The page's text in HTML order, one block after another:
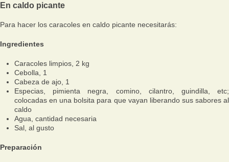
En caldo picante
Para hacer los caracoles en caldo picante necesitarás:
Ingredientes
Caracoles limpios, 2 kg
Cebolla, 1
Cabeza de ajo, 1
Especias, pimienta negra, comino, cilantro, guindilla, etc;
colocadas en una bolsita para que vayan liberando sus sabores al
caldo
Agua, cantidad necesaria
Sal, al gusto
Preparación